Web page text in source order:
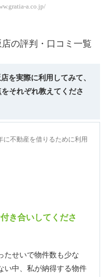
a.co.jp/
の評判・口コミ一覧
を実際に利用してみて、
それぞれ教えてくださ
に不動産を借りるために利用
き合いしてくださ
たせいで物件数も少な
い中、私が納得する物件